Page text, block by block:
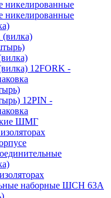
12FORK -
12PIN -
ШМГ
наборные ШСН 63A